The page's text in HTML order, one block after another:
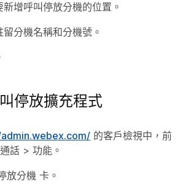
增呼叫停放分機的位置。
分機名稱和分機號。
停放擴充程式
的客戶檢視中，前
通話 > 功能 。
放分機 卡。